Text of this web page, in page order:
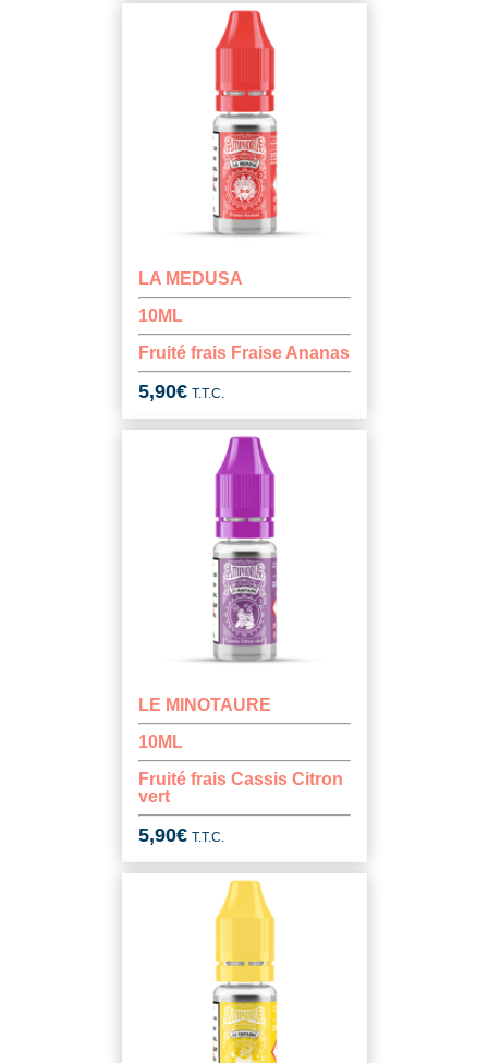
LA MEDUSA
10ML
Fruité frais Fraise Ananas
5,90€ T.T.C.
LE MINOTAURE
10ML
Fruité frais Cassis Citron
vert
5,90€ T.T.C.